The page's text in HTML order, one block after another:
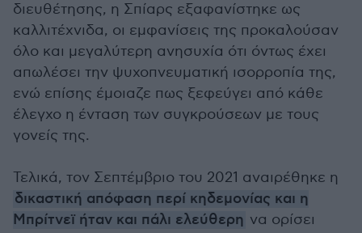
διευθέτησης, η Σπίαρς εξαφανίστηκε ως
καλλιτέχνιδα, οι εμφανίσεις της προκαλούσαν
όλο και μεγαλύτερη ανησυχία ότι όντως έχει
απωλέσει την ψυχοπνευματική ισορροπία της,
ενώ επίσης έμοιαζε πως ξεφεύγει από κάθε
έλεγχο η ένταση των συγκρούσεων με τους
γονείς της.
Τελικά, τον Σεπτέμβριο του 2021 αναιρέθηκε η
δικαστική απόφαση περί κηδεμονίας και η
Μπρίτνεϊ ήταν και πάλι ελεύθερη να ορίσει